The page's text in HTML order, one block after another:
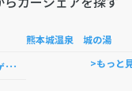
熊本城温泉 城の湯
琴
平温泉 湯らっくすゲンキスクエア >もっと